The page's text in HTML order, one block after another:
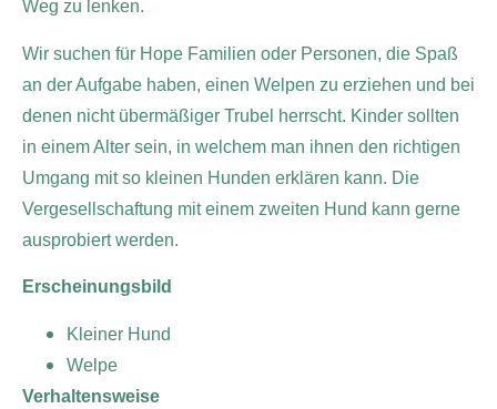
Weg zu lenken.
Wir suchen für Hope Familien oder Personen, die Spaß
an der Aufgabe haben, einen Welpen zu erziehen und bei
denen nicht übermäßiger Trubel herrscht. Kinder sollten
in einem Alter sein, in welchem man ihnen den richtigen
Umgang mit so kleinen Hunden erklären kann. Die
Vergesellschaftung mit einem zweiten Hund kann gerne
ausprobiert werden.
Erscheinungsbild
Kleiner Hund
Welpe
Verhaltensweise